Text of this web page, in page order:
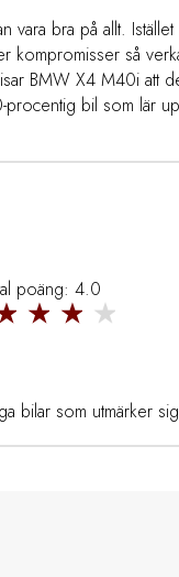
vara bra på allt.
kompromisser så
BMW X4 M40i att
bil som lär
poäng: 4.0
bilar som utmärker